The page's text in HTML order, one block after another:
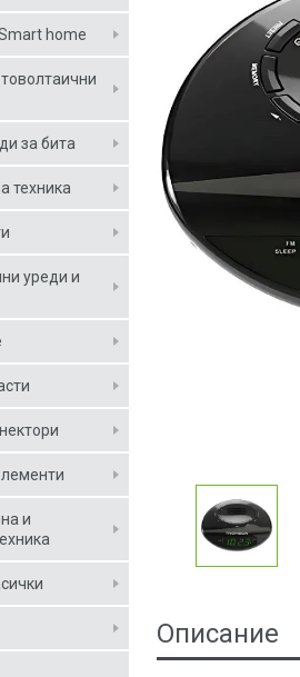
home
за бита
техника
уреди и
и
Описание